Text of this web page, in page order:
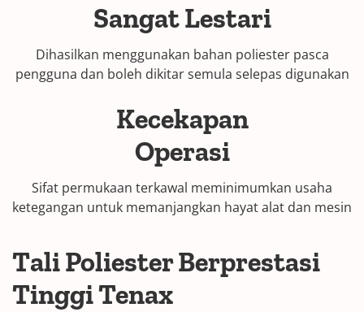
Sangat Lestari
Dihasilkan menggunakan bahan poliester pasca
pengguna dan boleh dikitar semula selepas digunakan
Kecekapan
Operasi
Sifat permukaan terkawal meminimumkan usaha
ketegangan untuk memanjangkan hayat alat dan mesin
Tali Poliester Berprestasi
Tinggi Tenax